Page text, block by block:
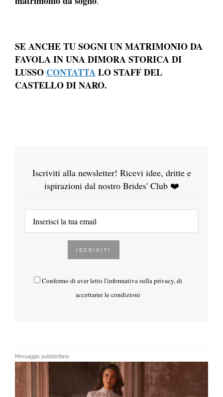
SE ANCHE TU SOGNI UN MATRIMONIO DA
FAVOLA IN UNA DIMORA STORICA DI
LUSSO CONTATTALO STAFF DEL
CASTELLO DI NARO.
Iscriviti alla newsletter! Ricevi idee, dritte e
ispirazioni dal nostro Brides' Club ❤️
Confermo di aver letto l'informativa sulla privacy, di
accettarne le condizioni
Messaggio pubblicitario